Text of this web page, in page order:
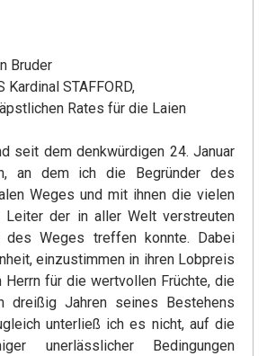
Bruder
Kardinal STAFFORD,
Rates für die Laien
seit dem denkwürdigen 24. Januar
an dem ich die Begründer des
Weges und mit ihnen die vielen
Leiter der in aller Welt verstreuten
des Weges treffen konnte. Dabei
einzustimmen in ihren Lobpreis
Herrn für die wertvollen Früchte, die
dreißig Jahren seines Bestehens
unterließ ich es nicht, auf die
unerlässlicher Bedingungen